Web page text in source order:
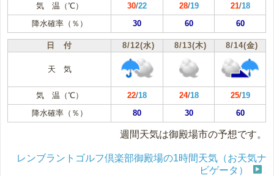
気 温（℃） 30/22 28/19 21/18
降水確率（％）
30 60 60
日 付 8/12(水) 8/13(木) 8/14(金)
天 気
気 温（℃） 22/18 24/18 25/19
降水確率（％）
80 30 60
週間天気は御殿場市の予想です。
レンブラントゴルフ倶楽部御殿場の1時間天気（お天気ナ
ビゲータ）